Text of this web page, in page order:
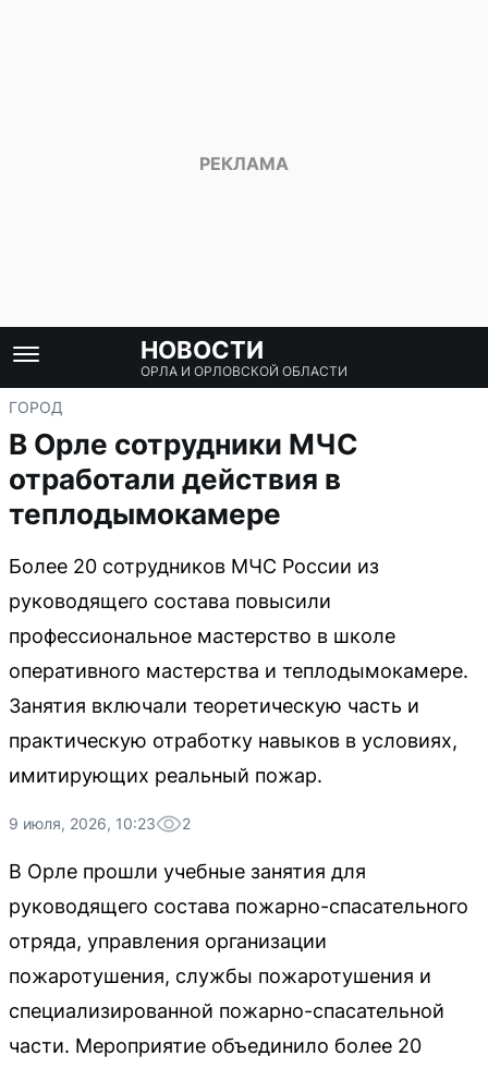
НОВОСТИ
ОРЛА И ОРЛОВСКОЙ ОБЛАСТИ
ГОРОД
В Орле сотрудники МЧС
отработали действия в
теплодымокамере
Более 20 сотрудников МЧС России из
руководящего состава повысили
профессиональное мастерство в школе
оперативного мастерства и теплодымокамере.
Занятия включали теоретическую часть и
практическую отработку навыков в условиях,
имитирующих реальный пожар.
9 июля, 2026, 10:23 2
В Орле прошли учебные занятия для
руководящего состава пожарно-спасательного
отряда, управления организации
пожаротушения, службы пожаротушения и
специализированной пожарно-спасательной
части. Мероприятие объединило более 20